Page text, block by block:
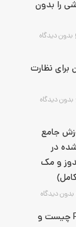
را بدون
بدون دیدگاه
برای نظارت
بدون دیدگاه
جامع
در
و مک
بدون دیدگاه
PsPcSdk Emulator چیست و